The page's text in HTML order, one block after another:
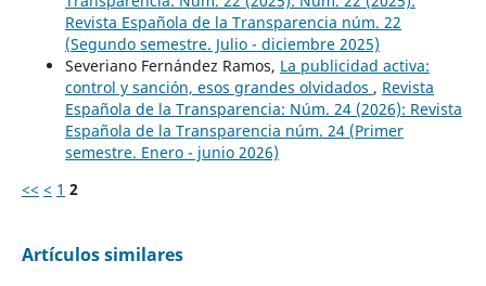
Revista Española de la Transparencia núm. 22
(Segundo semestre. Julio - diciembre 2025)
Severiano Fernández Ramos, La publicidad activa:
control y sanción, esos grandes olvidados , Revista
Española de la Transparencia: Núm. 24 (2026): Revista
Española de la Transparencia núm. 24 (Primer
semestre. Enero - junio 2026)
<< < 1 2
Artículos similares